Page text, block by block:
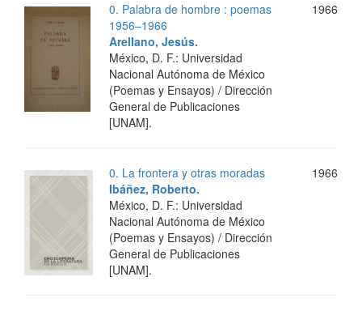
0. Palabra de hombre : poemas
1956–1966
1966
Arellano, Jesús.
México, D. F.: Universidad
Nacional Autónoma de México
(Poemas y Ensayos) / Dirección
General de Publicaciones
[UNAM].
0. La frontera y otras moradas
1966
Ibáñez, Roberto.
México, D. F.: Universidad
Nacional Autónoma de México
(Poemas y Ensayos) / Dirección
General de Publicaciones
[UNAM].